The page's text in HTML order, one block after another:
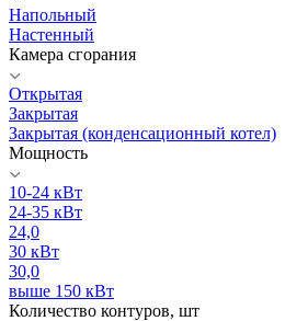
Напольный
Настенный
Камера сгорания
Открытая
Закрытая
Закрытая (конденсационный котел)
Мощность
10-24 кВт
24-35 кВт
24,0
30 кВт
30,0
выше 150 кВт
Количество контуров, шт